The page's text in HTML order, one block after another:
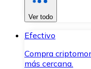
Ver todo
Efectivo
Compra
más cercana.